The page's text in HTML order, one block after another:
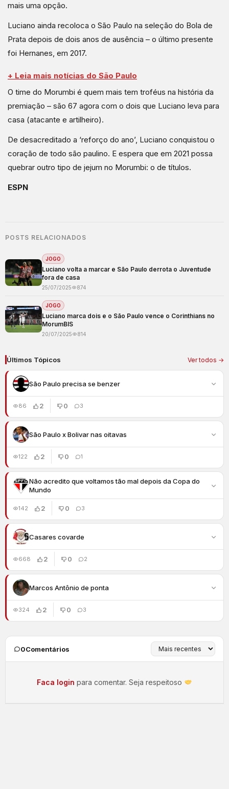
mais uma opção.
Luciano ainda recoloca o São Paulo na seleção do Bola de
Prata depois de dois anos de ausência – o último presente
foi Hernanes, em 2017.
+ Leia mais notícias do São Paulo
O time do Morumbi é quem mais tem troféus na história da
premiação – são 67 agora com o dois que Luciano leva para
casa (atacante e artilheiro).
De desacreditado a ‘reforço do ano’, Luciano conquistou o
coração de todo são paulino. E espera que em 2021 possa
quebrar outro tipo de jejum no Morumbi: o de títulos.
ESPN
POSTS RELACIONADOS
JOGO
Luciano volta a marcar e São Paulo derrota o Juventude
fora de casa
25/07/2025 874
JOGO
Luciano marca dois e o São Paulo vence o Corinthians no
MorumBIS
20/07/2025 814
Últimos Tópicos Ver todos →
São Paulo precisa se benzer
86 2 0 3
São Paulo x Bolivar nas oitavas
122 2 0 1
Não acredito que voltamos tão mal depois da Copa do
Mundo
142 2 0 3
Casares covarde
668 2 0 2
Marcos Antônio de ponta
324 2 0 3
0Comentários
Faca login para comentar. Seja respeitoso